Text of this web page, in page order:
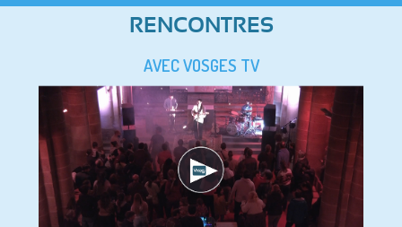
RENCONTRES
AVEC VOSGES TV